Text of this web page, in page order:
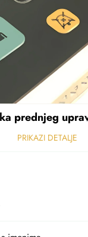
PRIKAZI DETALJE